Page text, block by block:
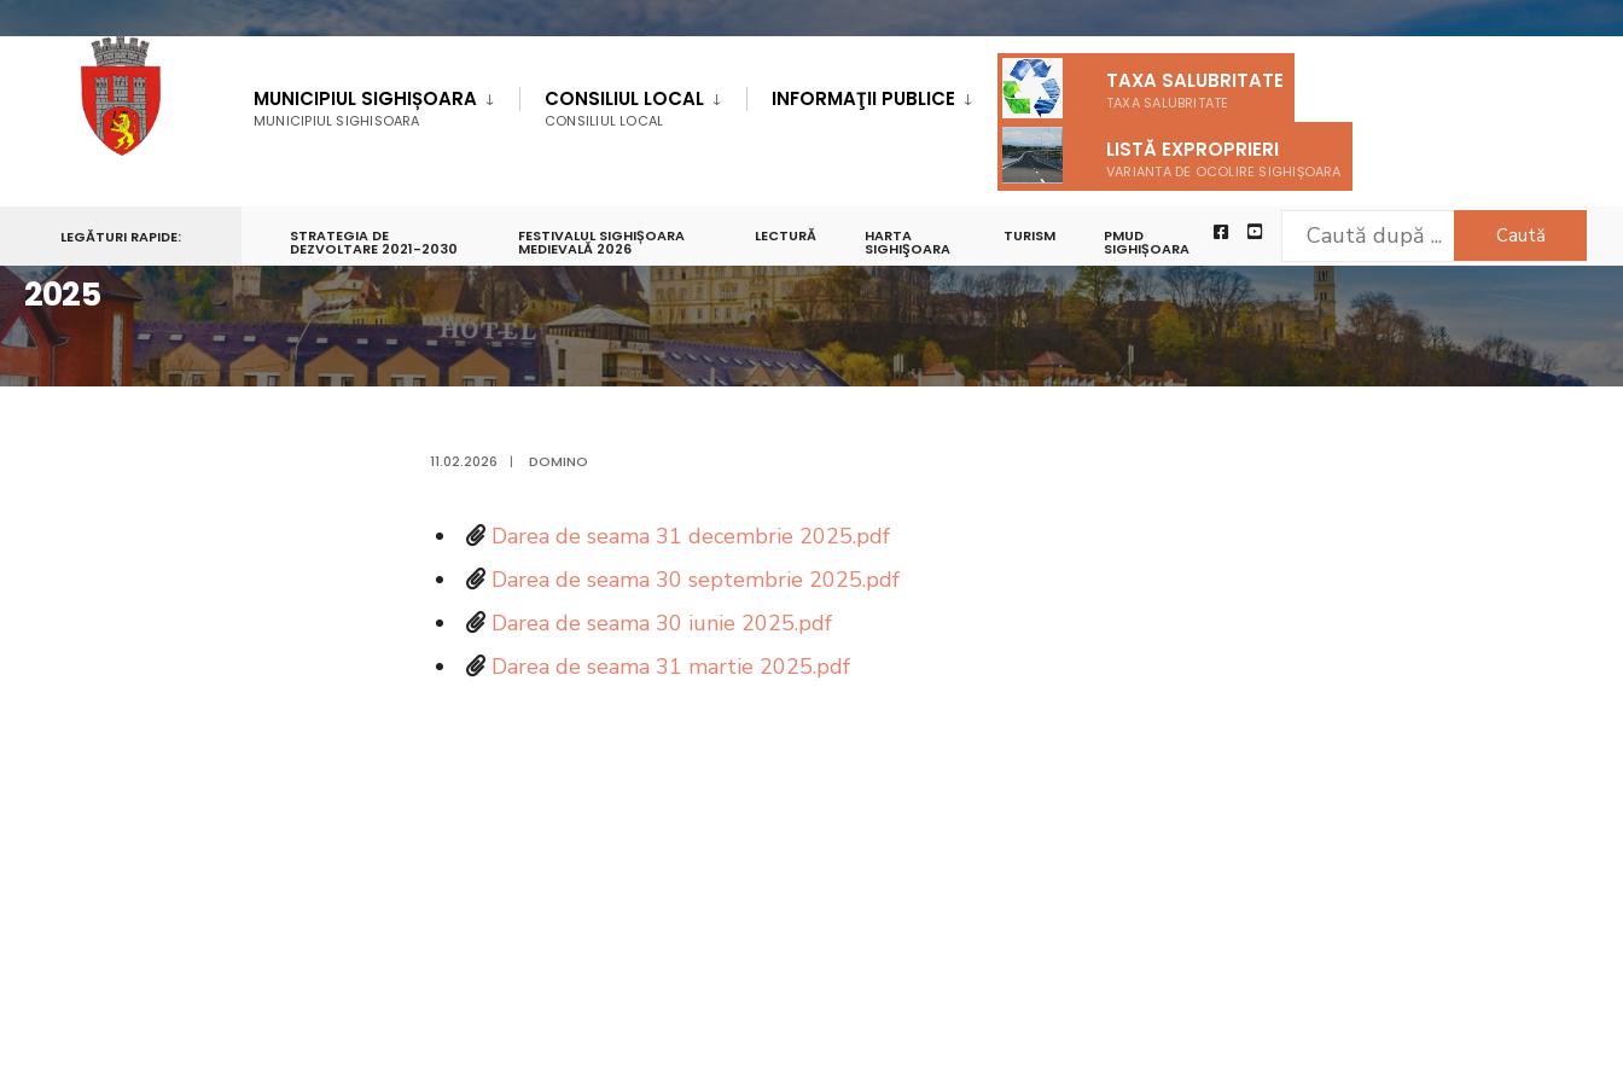
MUNICIPIUL SIGHIȘOARA
MUNICIPIUL SIGHISOARA
CONSILIUL LOCAL
CONSILIUL LOCAL
INFORMAŢII PUBLICE
TAXA SALUBRITATE
TAXA SALUBRITATE
LISTĂ EXPROPRIERI
VARIANTA DE OCOLIRE SIGHIȘOARA
LEGĂTURI RAPIDE: STRATEGIA DE
DEZVOLTARE 2021-2030
FESTIVALUL SIGHIȘOARA
MEDIEVALĂ 2026
LECTURĂ HARTA
SIGHIŞOARA
TURISM PMUD
SIGHIȘOARA
Caută
INFORMAŢII PUBLICE BUGET LOCAL SITUAȚII FINANCIARE
2025
11.02.2026 | DOMINO
Darea de seama 31 decembrie 2025.pdf
Darea de seama 30 septembrie 2025.pdf
Darea de seama 30 iunie 2025.pdf
Darea de seama 31 martie 2025.pdf